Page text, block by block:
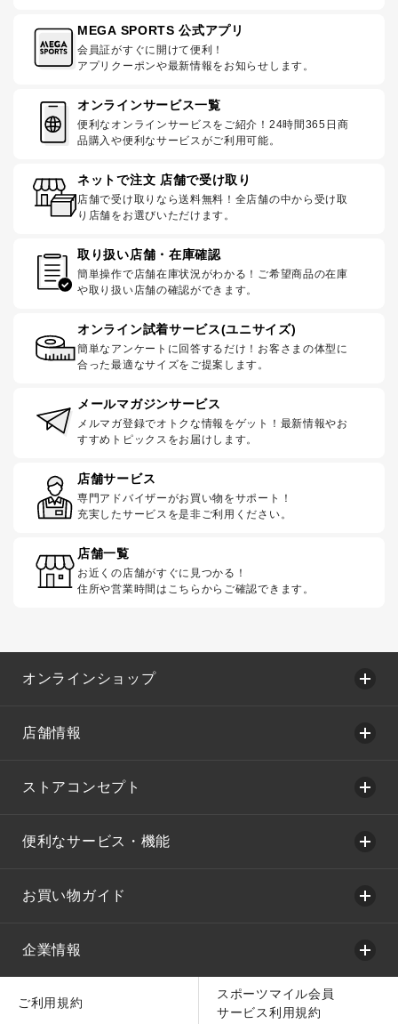
MEGA SPORTS 公式アプリ
会員証がすぐに開けて便利！
アプリクーポンや最新情報をお知らせします。
オンラインサービス一覧
便利なオンラインサービスをご紹介！24時間365日商
品購入や便利なサービスがご利用可能。
ネットで注文 店舗で受け取り
店舗で受け取りなら送料無料！全店舗の中から受け取
り店舗をお選びいただけます。
取り扱い店舗・在庫確認
簡単操作で店舗在庫状況がわかる！ご希望商品の在庫
や取り扱い店舗の確認ができます。
オンライン試着サービス(ユニサイズ)
簡単なアンケートに回答するだけ！お客さまの体型に
合った最適なサイズをご提案します。
メールマガジンサービス
メルマガ登録でオトクな情報をゲット！最新情報やお
すすめトピックスをお届けします。
店舗サービス
専門アドバイザーがお買い物をサポート！
充実したサービスを是非ご利用ください。
店舗一覧
お近くの店舗がすぐに見つかる！
住所や営業時間はこちらからご確認できます。
オンラインショップ
店舗情報
ストアコンセプト
便利なサービス・機能
お買い物ガイド
企業情報
ご利用規約
スポーツマイル会員
サービス利用規約